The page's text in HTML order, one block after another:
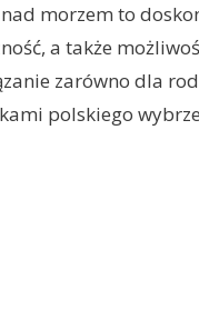
morzem to
a także
zarówno dla
polskiego